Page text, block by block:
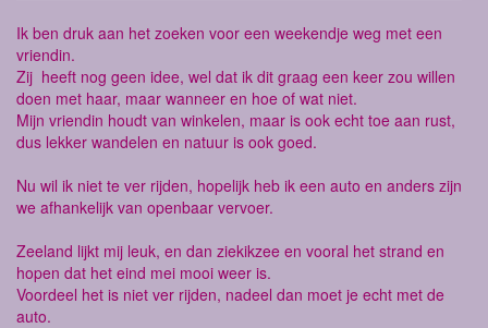
Ik ben druk aan het zoeken voor een weekendje weg met een
vriendin.
Zij heeft nog geen idee, wel dat ik dit graag een keer zou willen
doen met haar, maar wanneer en hoe of wat niet.
Mijn vriendin houdt van winkelen, maar is ook echt toe aan rust,
dus lekker wandelen en natuur is ook goed.
Nu wil ik niet te ver rijden, hopelijk heb ik een auto en anders zijn
we afhankelijk van openbaar vervoer.
Zeeland lijkt mij leuk, en dan ziekikzee en vooral het strand en
hopen dat het eind mei mooi weer is.
Voordeel het is niet ver rijden, nadeel dan moet je echt met de
auto.